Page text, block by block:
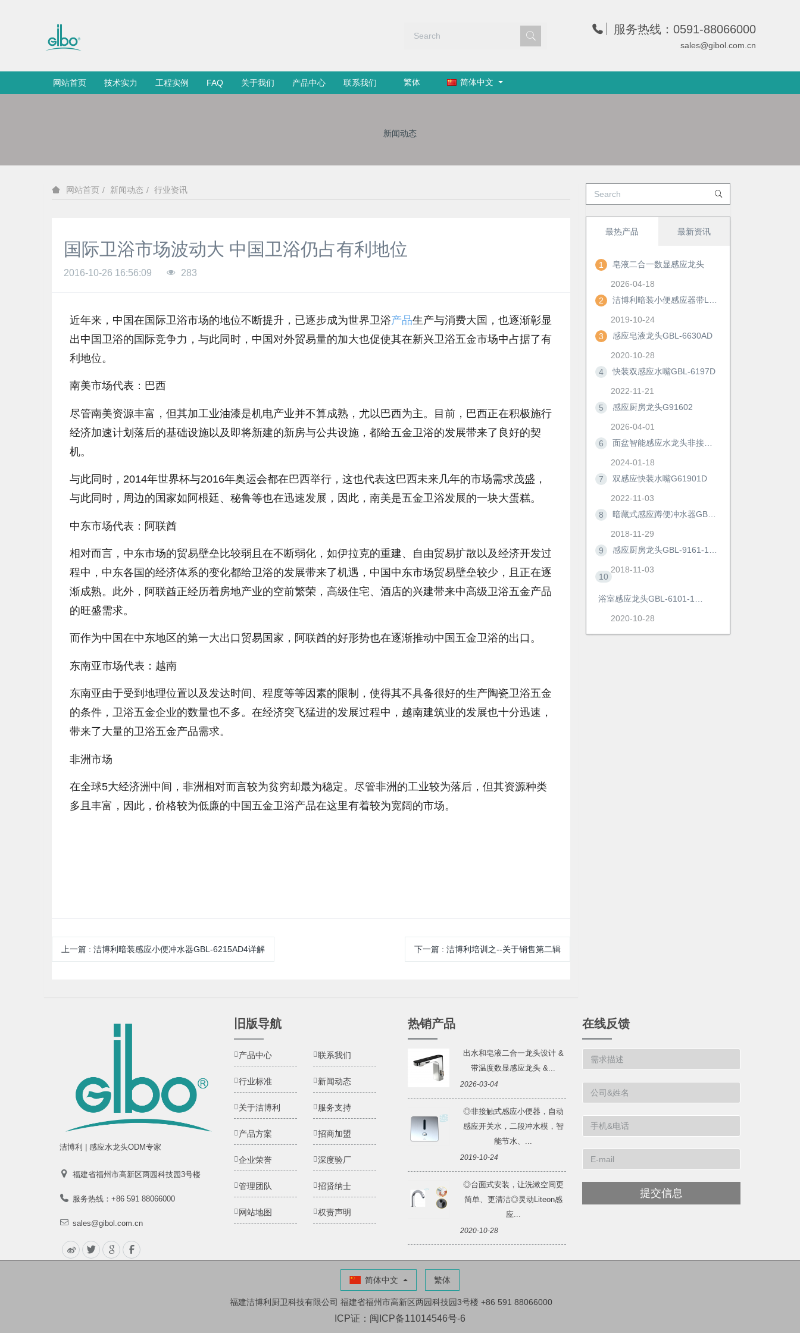
服务热线：0591-88066000
sales@gibol.com.cn
网站首页 技术实力 工程实例 FAQ 关于我们 产品中心 联系我们 繁体 简体中文
新闻动态
网站首页 新闻动态 行业资讯
国际卫浴市场波动大 中国卫浴仍占有利地位
2016-10-26 16:56:09 283
近年来，中国在国际卫浴市场的地位不断提升，已逐步成为世界卫浴产品生产与消费大国，也逐渐彰显
出中国卫浴的国际竞争力，与此同时，中国对外贸易量的加大也促使其在新兴卫浴五金市场中占据了有
利地位。
南美市场代表：巴西
尽管南美资源丰富，但其加工业油漆是机电产业并不算成熟，尤以巴西为主。目前，巴西正在积极施行
经济加速计划落后的基础设施以及即将新建的新房与公共设施，都给五金卫浴的发展带来了良好的契
机。
与此同时，2014年世界杯与2016年奥运会都在巴西举行，这也代表这巴西未来几年的市场需求茂盛，
与此同时，周边的国家如阿根廷、秘鲁等也在迅速发展，因此，南美是五金卫浴发展的一块大蛋糕。
中东市场代表：阿联酋
相对而言，中东市场的贸易壁垒比较弱且在不断弱化，如伊拉克的重建、自由贸易扩散以及经济开发过
程中，中东各国的经济体系的变化都给卫浴的发展带来了机遇，中国中东市场贸易壁垒较少，且正在逐
渐成熟。此外，阿联酋正经历着房地产业的空前繁荣，高级住宅、酒店的兴建带来中高级卫浴五金产品
的旺盛需求。
而作为中国在中东地区的第一大出口贸易国家，阿联酋的好形势也在逐渐推动中国五金卫浴的出口。
东南亚市场代表：越南
东南亚由于受到地理位置以及发达时间、程度等等因素的限制，使得其不具备很好的生产陶瓷卫浴五金
的条件，卫浴五金企业的数量也不多。在经济突飞猛进的发展过程中，越南建筑业的发展也十分迅速，
带来了大量的卫浴五金产品需求。
非洲市场
在全球5大经济洲中间，非洲相对而言较为贫穷却最为稳定。尽管非洲的工业较为落后，但其资源种类
多且丰富，因此，价格较为低廉的中国五金卫浴产品在这里有着较为宽阔的市场。
上一篇 : 洁博利暗装感应小便冲水器GBL-6215AD4详解 下一篇: 洁博利培训之--关于销售第二辑
最热产品 最新资讯
1 皂液二合一数显感应龙头
2026-04-18
2
2019-10-24
3
感应皂液龙头GBL-6630AD
2020-10-28
4
快装双感应水嘴GBL-6197D
2022-11-21
5
感应厨房龙头G91602
2026-04-01
6
2024-01-18
7
双感应快装水嘴G61901D
2022-11-03
8
2018-11-29
9
2018-11-03
10
2020-10-28
洁博利 | 感应水龙头ODM专家
福建省福州市高新区两园科技园3号楼
服务热线：+86 591 88066000
sales@gibol.com.cn
旧版导航
产品中心 联系我们
行业标准 新闻动态
关于洁博利 服务支持
产品方案 招商加盟
企业荣誉 深度验厂
管理团队 招贤纳士
网站地图 权责声明
热销产品
出水和皂液二合一龙头设计 &
带温度数显感应龙头 &...
2026-03-04
◎非接触式感应小便器，自动
感应开关水，二段冲水模，智
能节水、...
2019-10-24
◎台面式安装，让洗漱空间更
简单、更清洁◎灵动Liteon感
应...
2020-10-28
在线反馈
提交信息
简体中文 繁体
福建洁博利厨卫科技有限公司 福建省福州市高新区两园科技园3号楼 +86 591 88066000
ICP证：闽ICP备11014546号-6